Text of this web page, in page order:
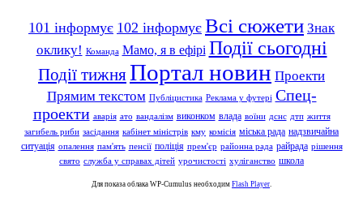
101 інформує 102 інформує Всі сюжети Знак
оклику! Команда Мамо, я в ефірі Події сьогодні
Події тижняПортал новин Проекти
Прямим текстом Публіцистика Реклама у футері Спец-
проекти аварія ато вандалізм виконком влада воїни дснс дтп життя
загибель риби засідання кабінет міністрів кму комісія міська рада надзвичайна
ситуація опалення пам'ять пенсії поліція прем'єр районна рада райрада рішення
свято служба у справах дітей урочистості хуліганство школа
Для показа облака WP-Cumulus необходим Flash Player